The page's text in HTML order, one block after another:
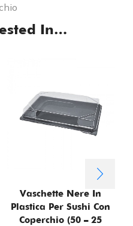
In…
Vaschette Nere In
Plastica Per Sushi Con
Coperchio (50 – 25